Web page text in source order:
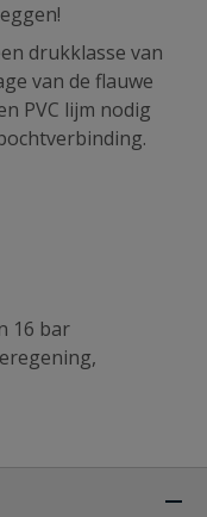
drukklasse van
van de flauwe
PVC lijm nodig
16 bar